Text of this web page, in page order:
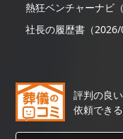
熱狂ベンチャーナビ
社長の履歴書（2026/
評判の良
依頼でき